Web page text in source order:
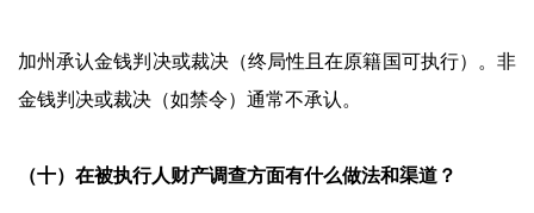
加州承认金钱判决或裁决（终局性且在原籍国可执行）。非
金钱判决或裁决（如禁令）通常不承认。
（十）在被执行人财产调查方面有什么做法和渠道？